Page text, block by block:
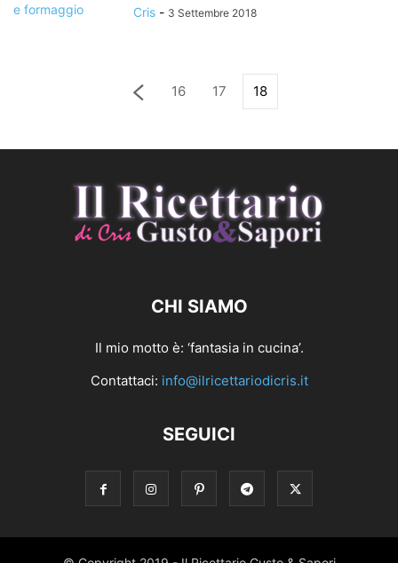
Cris - 3 Settembre 2018
16 17 18
CHI SIAMO
Il mio motto è: ‘fantasia in cucina’.
Contattaci: info@ilricettariodicris.it
SEGUICI